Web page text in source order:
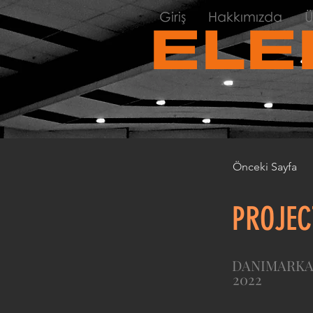
Giriş Hakkımızda
Önceki Sayfa
DANIMARKA
2022